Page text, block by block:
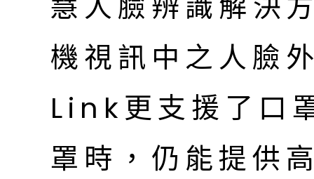
機視訊中之人臉
Link更支援了口
罩時，仍能提供